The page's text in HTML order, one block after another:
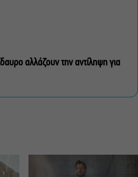
αλλάζουν την αντίληψη για